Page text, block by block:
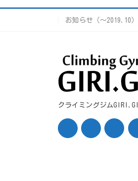
お知らせ（〜2019.10）
クライミングジム